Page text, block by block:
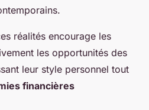
réalités encourage les
les opportunités des
leur style personnel tout
financières